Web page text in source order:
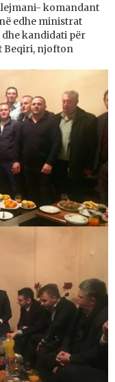
komandant
edhe ministrat
kandidati për
Beqiri, njofton